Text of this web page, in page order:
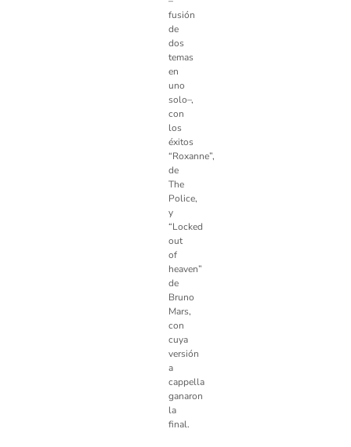
fusión
de
dos
temas
en
uno
solo–,
con
los
éxitos
“Roxanne”,
de
The
Police,
y
“Locked
out
of
heaven”
de
Bruno
Mars,
con
cuya
versión
a
cappella
ganaron
la
final.